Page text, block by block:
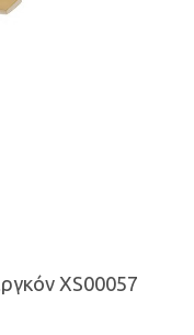
XS00057